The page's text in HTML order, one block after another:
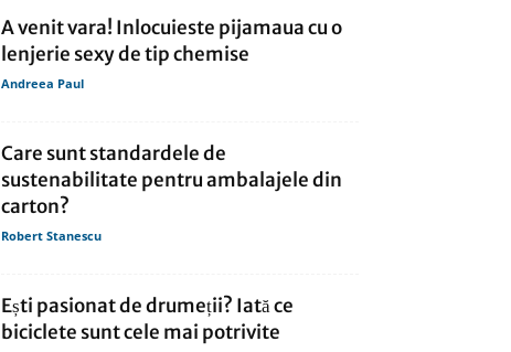
A venit vara! Inlocuieste pijamaua cu o
lenjerie sexy de tip chemise
Andreea Paul
Care sunt standardele de
sustenabilitate pentru ambalajele din
carton?
Robert Stanescu
Ești pasionat de drumeții? Iată ce
biciclete sunt cele mai potrivite